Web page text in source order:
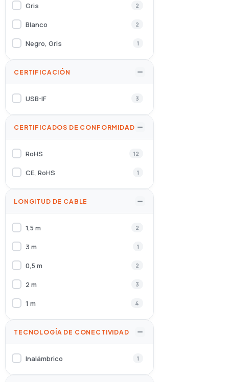
Gris 2
Blanco 2
Negro, Gris 1
CERTIFICACIÓN
USB-IF 3
CERTIFICADOS DE CONFORMIDAD
RoHS 12
CE, RoHS 1
LONGITUD DE CABLE
1,5 m 2
3 m 1
0,5 m 2
2 m 3
1 m 4
TECNOLOGÍA DE CONECTIVIDAD
Inalámbrico 1